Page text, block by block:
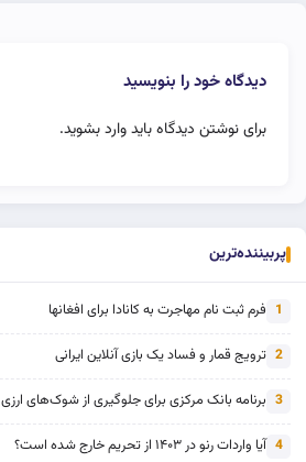
دیدگاه خود را بنویسید
برای نوشتن دیدگاه بایدوارد بشوید.
پربیننده‌ترین
1 فرم ثبت نام مهاجرت به کانادا برای افغانها
2 ترویج قمار و فساد یک بازی آنلاین ایرانی
3 برنامه بانک مرکزی برای جلوگیری از شوک‌های ارزی
4 آیا واردات رنو در ۱۴۰۳ از تحریم خارج شده است؟